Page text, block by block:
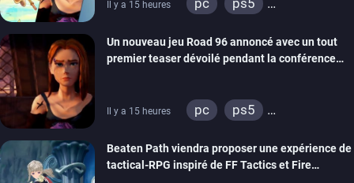
Il y a 15 heures pc
ps5
stadia
ps4
xbox one
switch 2
Un nouveau jeu Road 96 annoncé avec un tout
premier teaser dévoilé pendant la conférence
Il y a 15 heures pc
ps5
stadia
ps4
xbox one
Beaten Path viendra proposer une expérience de
tactical-RPG inspiré de FF Tactics et Fire